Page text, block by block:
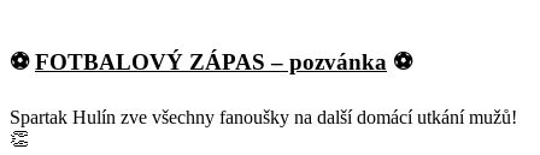
⚽FOTBALOVÝ ZÁPAS – pozvánka ⚽
Spartak Hulín zve všechny fanoušky na další domácí utkání mužů!
👏